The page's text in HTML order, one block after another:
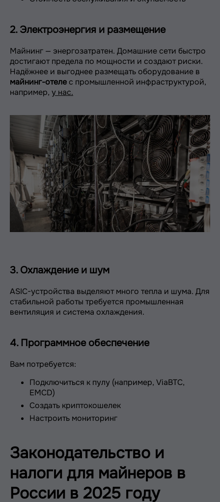
2. Электроэнергия и размещение
Майнинг — энергозатратен. Домашние сети быстро
достигают предела по мощности и создают риски.
Надёжнее и выгоднее размещать оборудование в
майнинг-отеле с промышленной инфраструктурой,
например, у нас.
3. Охлаждение и шум
ASIC-устройства выделяют много тепла и шума. Для
стабильной работы требуется промышленная
вентиляция и система охлаждения.
4. Программное обеспечение
Вам потребуется:
Подключиться к пулу (например, ViaBTC,
EMCD)
Создать криптокошелек
Настроить мониторинг
Законодательство и
налоги для майнеров в
России в 2025 году